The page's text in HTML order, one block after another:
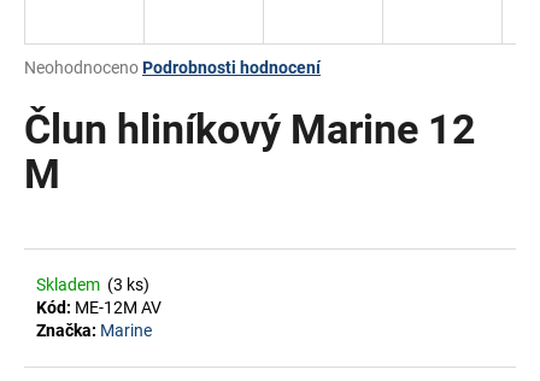
Průměrné
produktu
je
0,0
NeohodnocenoPodrobnosti hodnocení
Člun hliníkový Marine 12
M
Skladem (3 ks)
Kód: ME-12M AV
Značka: Marine
j
t
?